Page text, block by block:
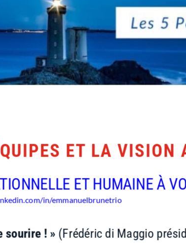
ET LA
ET HUMAINE À
in/emmanuelbrunetrio
sourire ! » (Frédéric di Maggio